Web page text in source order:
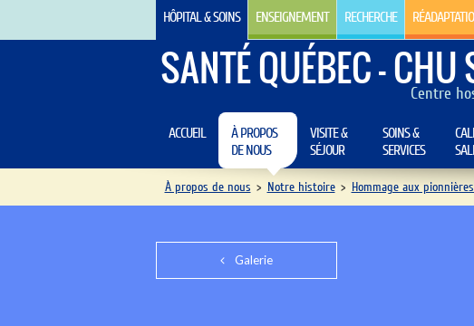
HÔPITAL & SOINS ENSEIGNEMENT RECHERCHE
SANTÉ QUÉBEC - CHU
Centre
ACCUEIL
À PROPOS
DE NOUS
VISITE &
SÉJOUR
SOINS &
SERVICES
À propos de nous > Notre histoire > Hommage aux
Galerie